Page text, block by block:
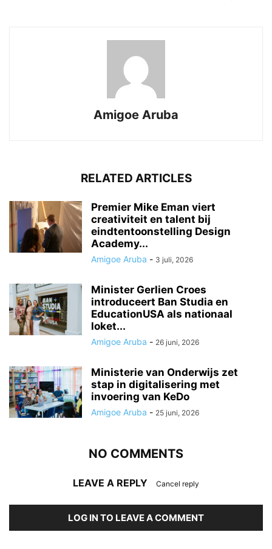
Amigoe Aruba
RELATED ARTICLES
Premier Mike Eman viert
creativiteit en talent bij
eindtentoonstelling Design
Academy...
Amigoe Aruba - 3 juli, 2026
Minister Gerlien Croes
introduceert Ban Studia en
EducationUSA als nationaal
loket...
Amigoe Aruba - 26 juni, 2026
Ministerie van Onderwijs zet
stap in digitalisering met
invoering van KeDo
Amigoe Aruba - 25 juni, 2026
NO COMMENTS
LEAVE A REPLY Cancel reply
LOG IN TO LEAVE A COMMENT